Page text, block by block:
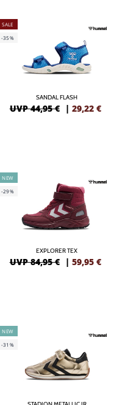
SALE
-35%
SANDAL FLASH
UVP 44,95 € | 29,22 €
NEW
-29%
EXPLORER TEX
UVP 84,95 € | 59,95 €
NEW
-31%